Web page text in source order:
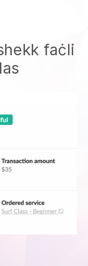
faċli